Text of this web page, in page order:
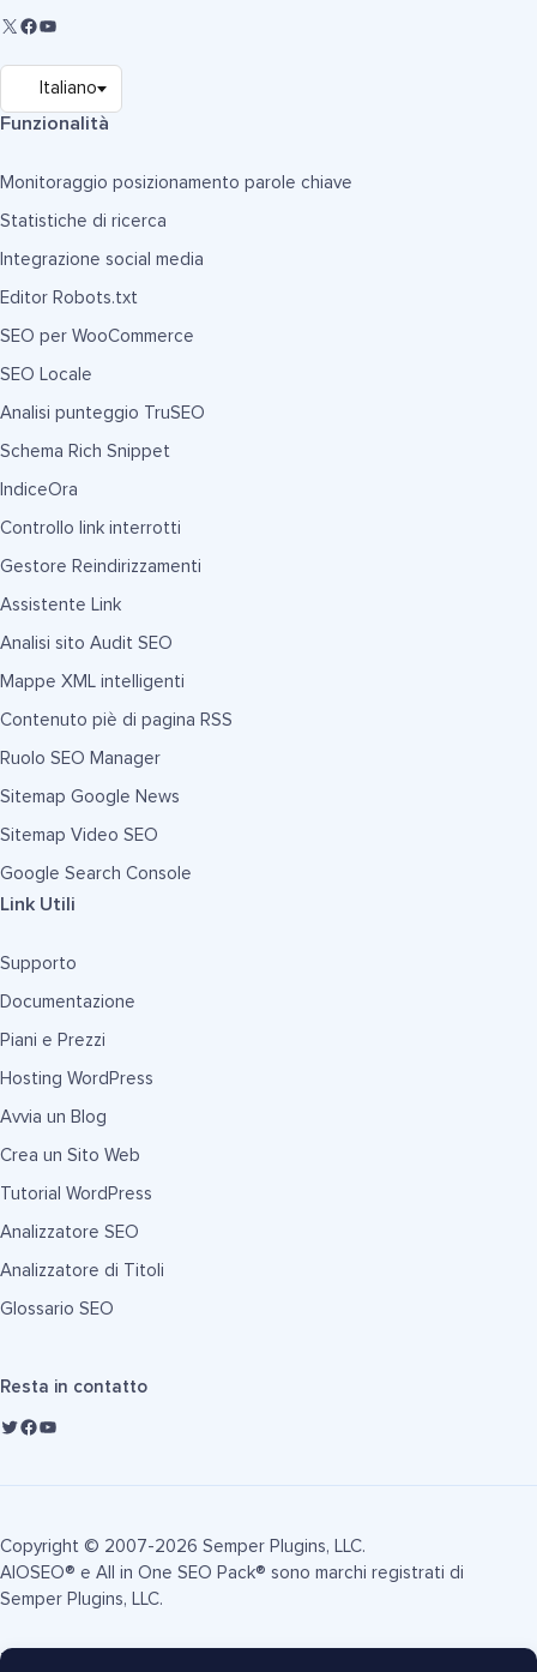
Funzionalità
Monitoraggio posizionamento parole chiave
Statistiche di ricerca
Integrazione social media
Editor Robots.txt
SEO per WooCommerce
SEO Locale
Analisi punteggio TruSEO
Schema Rich Snippet
IndiceOra
Controllo link interrotti
Gestore Reindirizzamenti
Assistente Link
Analisi sito Audit SEO
Mappe XML intelligenti
Contenuto piè di pagina RSS
Ruolo SEO Manager
Sitemap Google News
Sitemap Video SEO
Google Search Console
Link Utili
Supporto
Documentazione
Piani e Prezzi
Hosting WordPress
Avvia un Blog
Crea un Sito Web
Tutorial WordPress
Analizzatore SEO
Analizzatore di Titoli
Glossario SEO
Resta in contatto
Copyright © 2007-2026 Semper Plugins, LLC.
AIOSEO® e All in One SEO Pack® sono marchi registrati di
Semper Plugins, LLC.
Termini di Servizio